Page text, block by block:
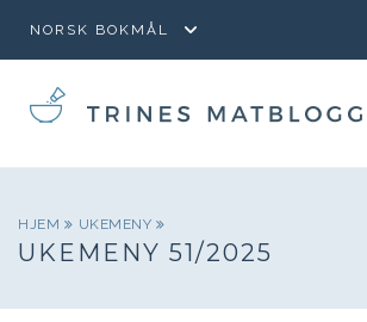
HJEM UKEMENY
UKEMENY 51/2025